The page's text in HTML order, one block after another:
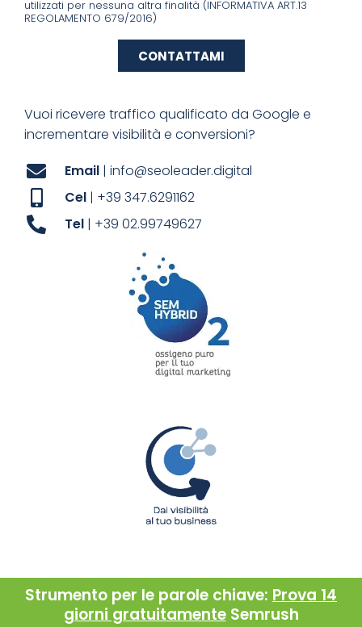
Vuoi ricevere traffico qualificato da Google e
incrementare visibilità e conversioni?
Email | info@seoleader.digital
Cel | +39 347.6291162
Tel | +39 02.99749627
utilizzati per nessuna altra finalità (INFORMATIVA ART.13
REGOLAMENTO 679/2016)
CONTATTAMI
Strumento per le parole chiave: Prova 14
giorni gratuitamente Semrush